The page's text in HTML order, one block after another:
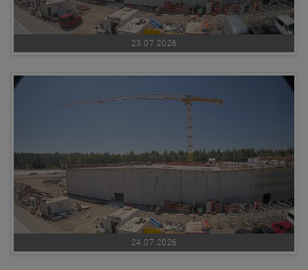
23.07.2026
24.07.2026